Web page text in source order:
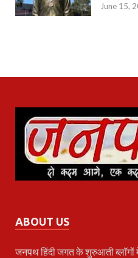
June 15,
ABOUT US
जनपथहिंदी जगत के शुरुआती